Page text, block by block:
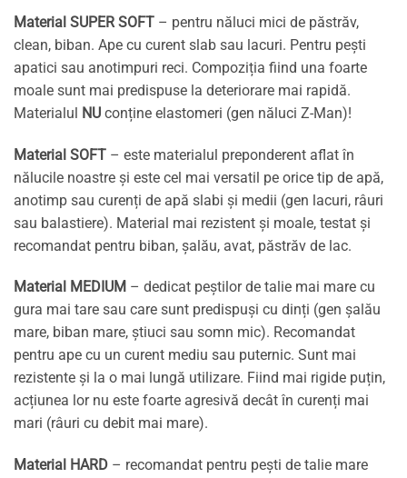
Material SUPER SOFT – pentru năluci mici de păstrăv,
clean, biban. Ape cu curent slab sau lacuri. Pentru pești
apatici sau anotimpuri reci. Compoziția fiind una foarte
moale sunt mai predispuse la deteriorare mai rapidă.
Materialul NU conține elastomeri (gen năluci Z-Man)!
Material SOFT – este materialul preponderent aflat în
nălucile noastre și este cel mai versatil pe orice tip de apă,
anotimp sau curenți de apă slabi și medii (gen lacuri, râuri
sau balastiere). Material mai rezistent și moale, testat și
recomandat pentru biban, șalău, avat, păstrăv de lac.
Material MEDIUM – dedicat peștilor de talie mai mare cu
gura mai tare sau care sunt predispuși cu dinți (gen șalău
mare, biban mare, știuci sau somn mic). Recomandat
pentru ape cu un curent mediu sau puternic. Sunt mai
rezistente și la o mai lungă utilizare. Fiind mai rigide puțin,
acțiunea lor nu este foarte agresivă decât în curenți mai
mari (râuri cu debit mai mare).
Material HARD – recomandat pentru pești de talie mare